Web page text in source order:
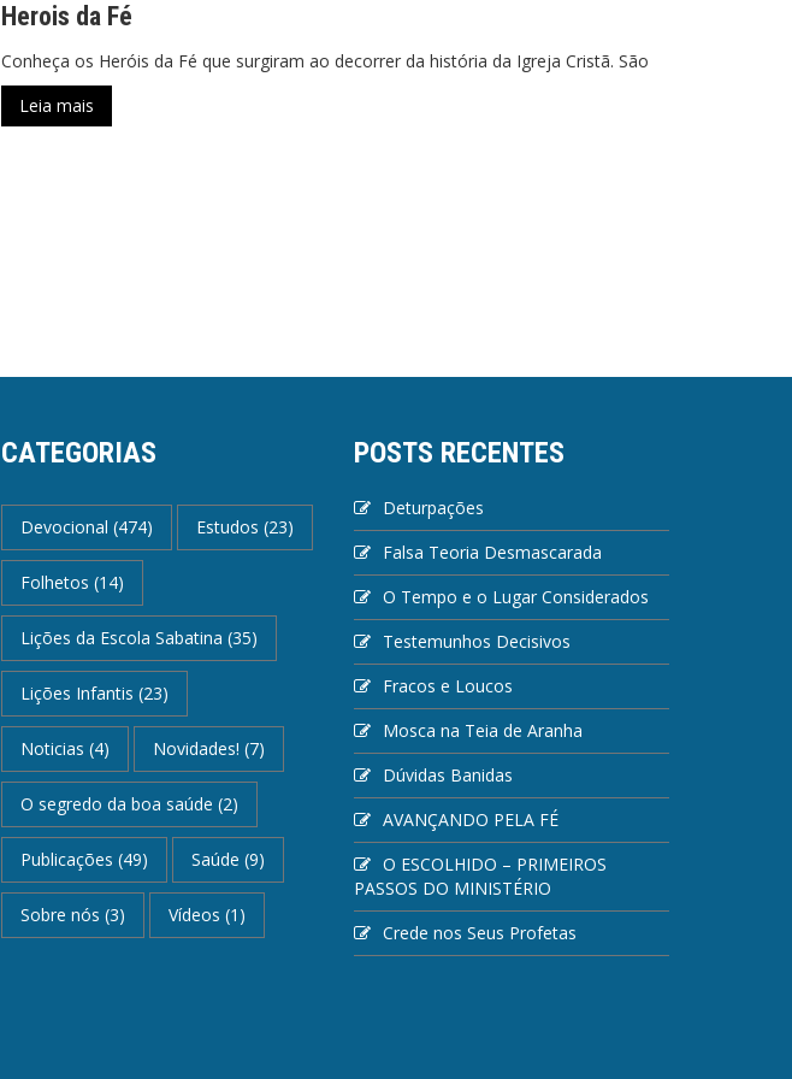
Herois da Fé
Conheça os Heróis da Fé que surgiram ao decorrer da história da Igreja Cristã. São
Leia mais
CATEGORIAS
Devocional (474) Estudos (23)
Folhetos (14)
Lições da Escola Sabatina (35)
Lições Infantis (23)
Noticias (4) Novidades! (7)
O segredo da boa saúde (2)
Publicações (49) Saúde (9)
Sobre nós (3) Vídeos (1)
POSTS RECENTES
Deturpações
Falsa Teoria Desmascarada
O Tempo e o Lugar Considerados
Testemunhos Decisivos
Fracos e Loucos
Mosca na Teia de Aranha
Dúvidas Banidas
AVANÇANDO PELA FÉ
O ESCOLHIDO – PRIMEIROS
PASSOS DO MINISTÉRIO
Crede nos Seus Profetas